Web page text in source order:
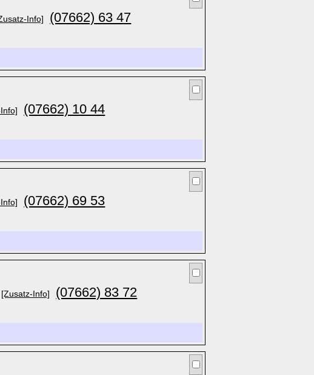
Info] (07662) 63 47
(07662) 10 44
(07662) 69 53
[Zusatz-Info] (07662) 83 72